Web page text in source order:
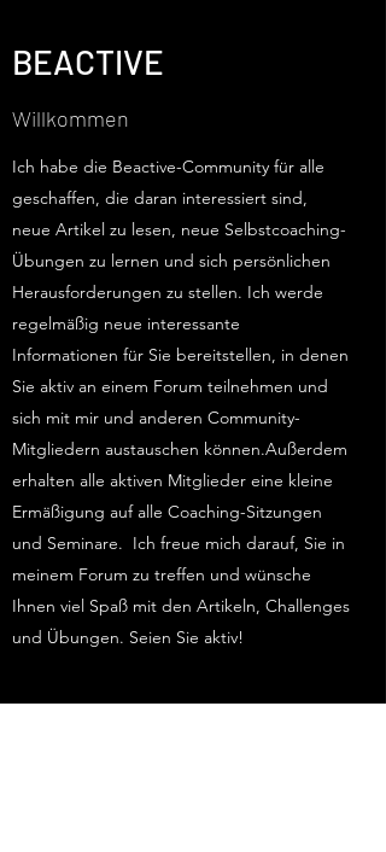
BEACTIVE
Willkommen
Ich habe die Beactive-Community für alle
geschaffen, die daran interessiert sind,
neue Artikel zu lesen, neue Selbstcoaching-
Übungen zu lernen und sich persönlichen
Herausforderungen zu stellen. Ich werde
regelmäßig neue interessante
Informationen für Sie bereitstellen, in denen
Sie aktiv an einem Forum teilnehmen und
sich mit mir und anderen Community-
Mitgliedern austauschen können.Außerdem
erhalten alle aktiven Mitglieder eine kleine
Ermäßigung auf alle Coaching-Sitzungen
und Seminare. Ich freue mich darauf, Sie in
meinem Forum zu treffen und wünsche
Ihnen viel Spaß mit den Artikeln, Challenges
und Übungen. Seien Sie aktiv!